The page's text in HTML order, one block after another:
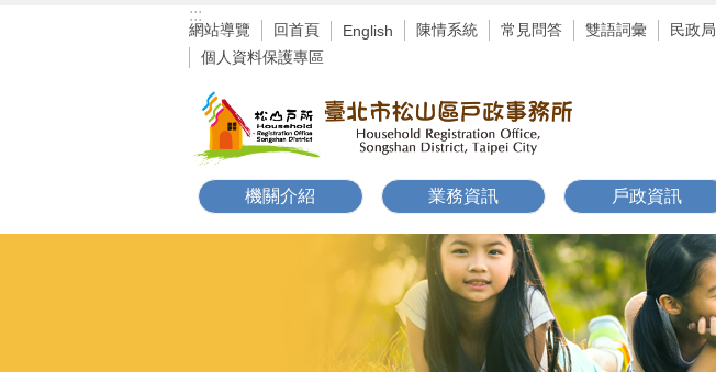
:::
網站導覽 回首頁 English 陳情系統 常見問答 雙語詞彙 民政局
個人資料保護專區
機關介紹 業務資訊 戶政資訊